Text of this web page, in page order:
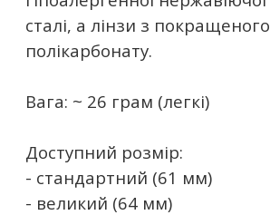
сталі, а лінзи з покращеного
полікарбонату.
Вага: ~ 26 грам (легкі)
Доступний розмір:
- стандартний (61 мм)
- великий (64 мм)